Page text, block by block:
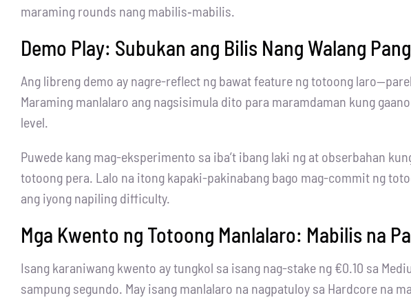
maraming rounds nang mabilis‑mabilis.
Demo Play: Subukan ang Bilis Nang Walang
Ang libreng demo ay nagre-reflect ng bawat feature ng totoong
Maraming manlalaro ang nagsisimula dito para maramdaman kung
level.
Puwede kang mag-eksperimento sa iba’t ibang laki ng at obserbahan
totoong pera. Lalo na itong kapaki-pakinabang bago mag-commit ng
ang iyong napiling difficulty.
Mga Kwento ng Totoong Manlalaro: Mabilis na
Isang karaniwang kwento ay tungkol sa isang nag-stake ng €0.10 sa
sampung segundo. May isang manlalaro na nagpatuloy sa Hardcore na